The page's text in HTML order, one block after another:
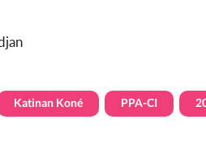
Katinan Koné PPA-CI